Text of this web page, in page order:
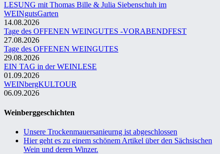
LESUNG mit Thomas Bille & Julia Siebenschuh im
WEINgutsGarten
14.08.2026
Tage des OFFENEN WEINGUTES -VORABENDFEST
27.08.2026
Tage des OFFENEN WEINGUTES
29.08.2026
EIN TAG in der WEINLESE
01.09.2026
WEINbergKULTOUR
06.09.2026
Weinberggeschichten
Unsere Trockenmauersanieurng ist abgeschlossen
Hier geht es zu einem schönem Artikel über den Sächsischen
Wein und deren Winzer.